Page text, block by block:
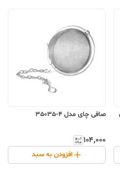
صافی چای مدل 4-35035
۱۰۴٬۰۰۰
افزودن به سبد